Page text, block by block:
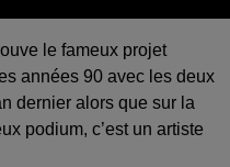
le fameux projet
années 90 avec les deux
dernier alors que sur la
podium, c’est un artiste